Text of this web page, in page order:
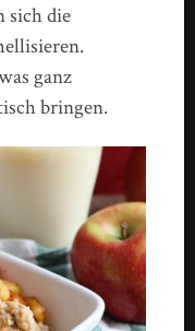
sich die
ganz
bringen.